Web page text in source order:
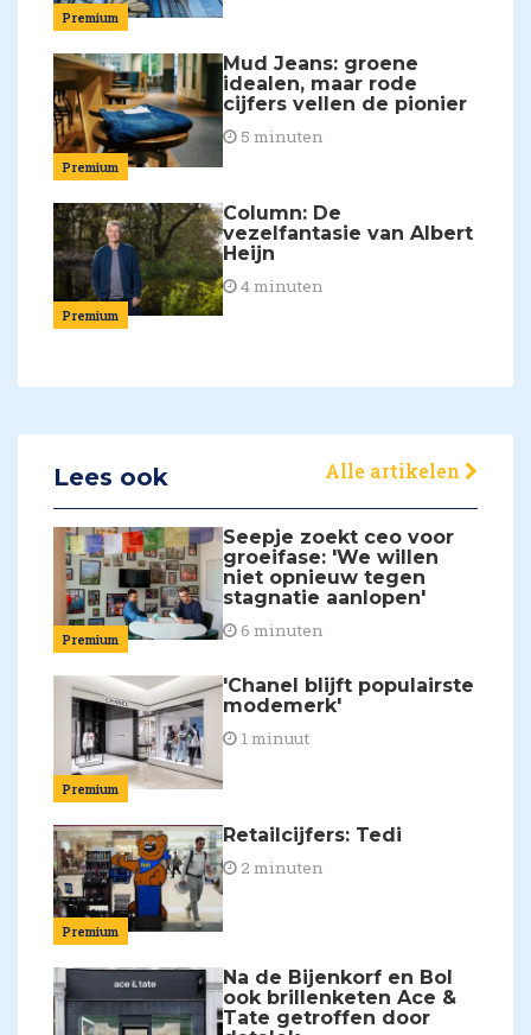
Premium
Premium
Mud Jeans: groene
idealen, maar rode
cijfers vellen de pionier
5 minuten
Premium
Column: De
vezelfantasie van Albert
Heijn
4 minuten
Lees ook Alle artikelen
Premium
Seepje zoekt ceo voor
groeifase: 'We willen
niet opnieuw tegen
stagnatie aanlopen'
6 minuten
Premium
'Chanel blijft populairste
modemerk'
1 minuut
Premium
Retailcijfers: Tedi
2 minuten
Na de Bijenkorf en Bol
ook brillenketen Ace &
Tate getroffen door